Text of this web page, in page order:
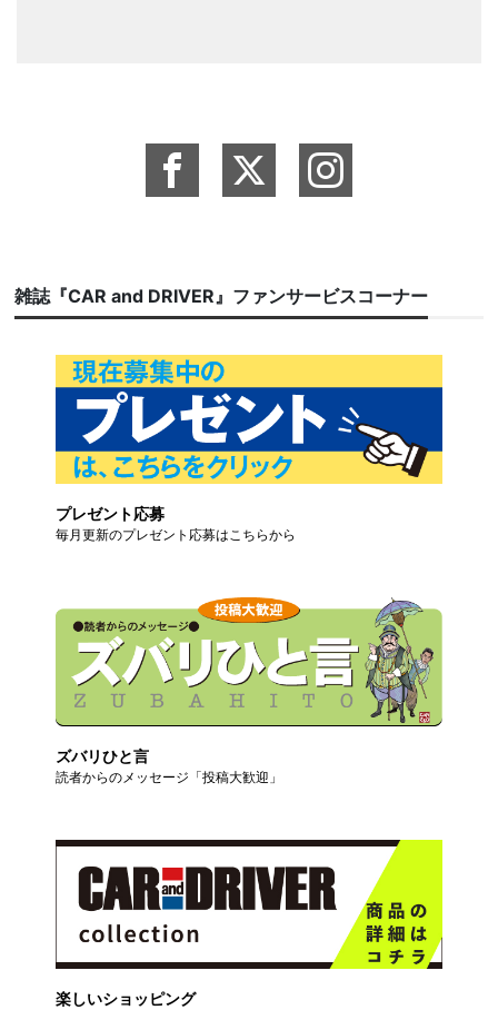
雑誌『CAR and DRIVER』ファンサービスコーナー
プレゼント応募
毎月更新のプレゼント応募はこちらから
ズバリひと言
読者からのメッセージ「投稿大歓迎」
楽しいショッピング